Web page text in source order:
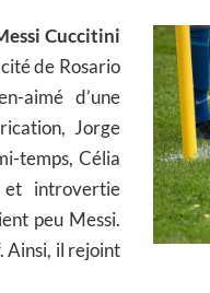
Cuccitini
de Rosario
aimé d’une
Jorge
temps, Célia
introvertie
peu Messi.
Ainsi, il rejoint